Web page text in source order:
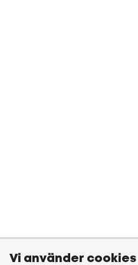
Vi använder cookies